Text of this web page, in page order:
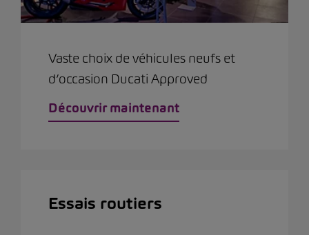
Vaste choix de véhicules neufs et
d’occasion Ducati Approved
Découvrir maintenant
Essais routiers